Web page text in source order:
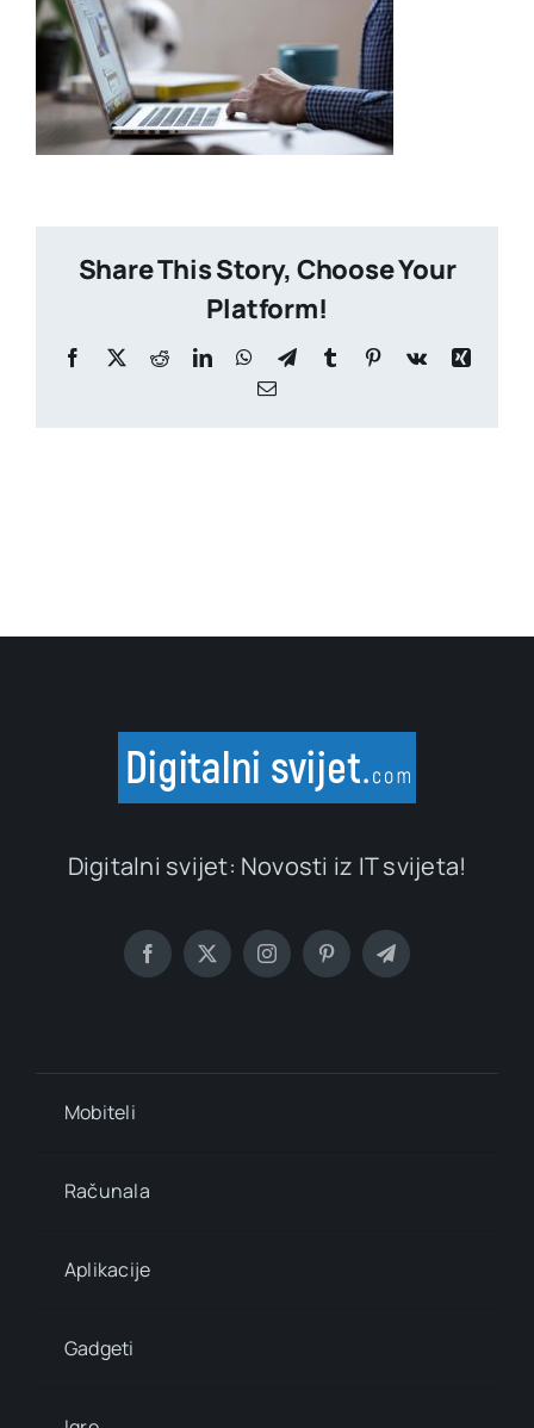
Share This Story, Choose Your
Platform!
Facebook
X RedditLinkedInWhatsApp
TelegramTumblr Pinterest
Vk
Xing
Email
Digitalni svijet: Novosti iz IT svijeta!
Mobiteli
Računala
Aplikacije
Gadgeti